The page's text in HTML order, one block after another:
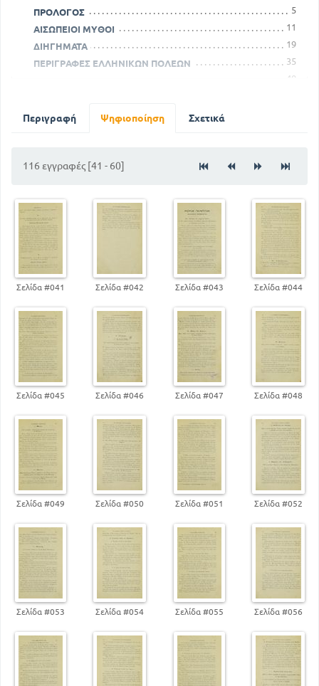
ΠΡΟΛΟΓΟΣ
5
ΑΙΣΩΠΕΙΟΙ ΜΥΘΟΙ
11
ΔΙΗΓΗΜΑΤΑ
19
ΠΕΡΙΓΡΑΦΕΣ ΕΛΛΗΝΙΚΩΝ ΠΟΛΕΩΝ
35
40
ΣΗΜΕΙΩΣΕΙΣ
Περιγραφή Ψηφιοποίηση Σχετικά
116 εγγραφές [41 - 60]
Σελίδα #041 Σελίδα #042 Σελίδα #043 Σελίδα #044
Σελίδα #045 Σελίδα #046 Σελίδα #047 Σελίδα #048
Σελίδα #049 Σελίδα #050 Σελίδα #051 Σελίδα #052
Σελίδα #053 Σελίδα #054 Σελίδα #055 Σελίδα #056